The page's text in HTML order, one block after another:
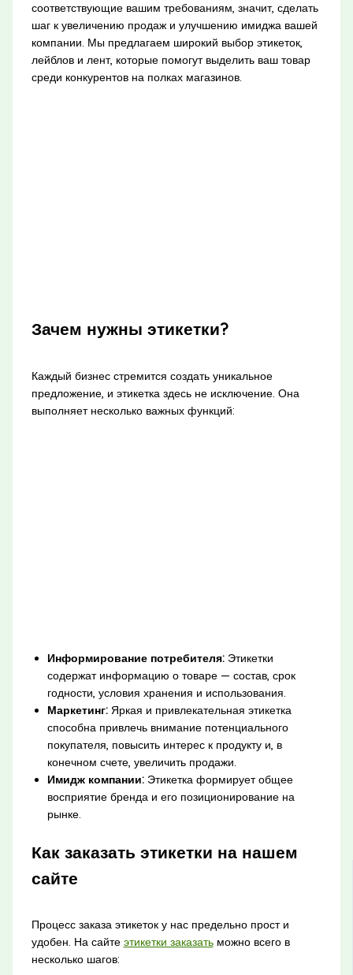
соответствующие вашим требованиям, значит, сделать
шаг к увеличению продаж и улучшению имиджа вашей
компании. Мы предлагаем широкий выбор этикеток,
лейблов и лент, которые помогут выделить ваш товар
среди конкурентов на полках магазинов.
Зачем нужны этикетки?
Каждый бизнес стремится создать уникальное
предложение, и этикетка здесь не исключение. Она
выполняет несколько важных функций:
Информирование потребителя:Этикетки
содержат информацию о товаре — состав, срок
годности, условия хранения и использования.
Маркетинг:Яркая и привлекательная этикетка
способна привлечь внимание потенциального
покупателя, повысить интерес к продукту и, в
конечном счете, увеличить продажи.
Имидж компании:Этикетка формирует общее
восприятие бренда и его позиционирование на
рынке.
Как заказать этикетки на нашем
сайте
Процесс заказа этикеток у нас предельно прост и
удобен. На сайте этикетки заказатьможно всего в
несколько шагов: